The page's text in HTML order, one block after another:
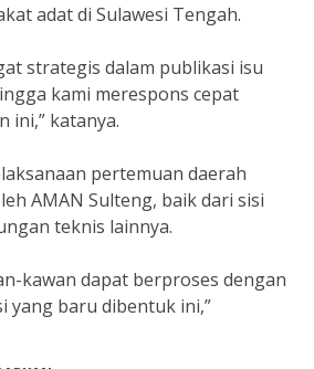
adat di Sulawesi Tengah.
strategis dalam publikasi isu
kami merespons cepat
ini,” katanya.
pertemuan daerah
AMAN Sulteng, baik dari sisi
teknis lainnya.
kawan dapat berproses dengan
yang baru dibentuk ini,”